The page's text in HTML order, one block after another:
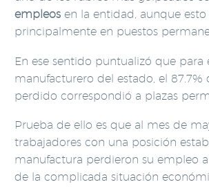
empleos en la entidad, aunque esto
principalmente en puestos
En ese sentido puntualizó que para
manufacturero del estado, el 87.7%
perdido correspondió a plazas
Prueba de ello es que al mes de
trabajadores con una posición
manufactura perdieron su empleo
de la complicada situación